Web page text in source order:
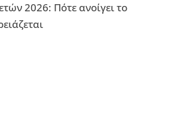
2026: Πότε ανοίγει το